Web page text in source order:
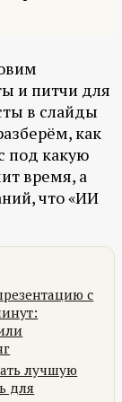
и питчи для
в слайды
как
под какую
время, а
что «ИИ
с
лучшую
для